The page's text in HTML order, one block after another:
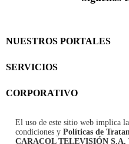
NUESTROS PORTALES
SERVICIOS
CORPORATIVO
El uso de este sitio web implica
condiciones y Políticas de
CARACOL TELEVISIÓN S.A.